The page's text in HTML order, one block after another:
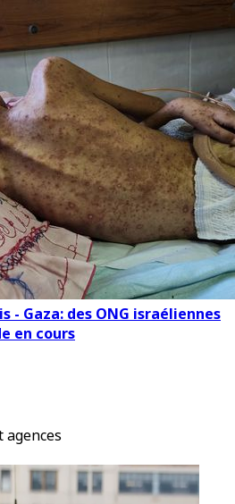
- Gaza: des ONG israéliennes
en cours
agences